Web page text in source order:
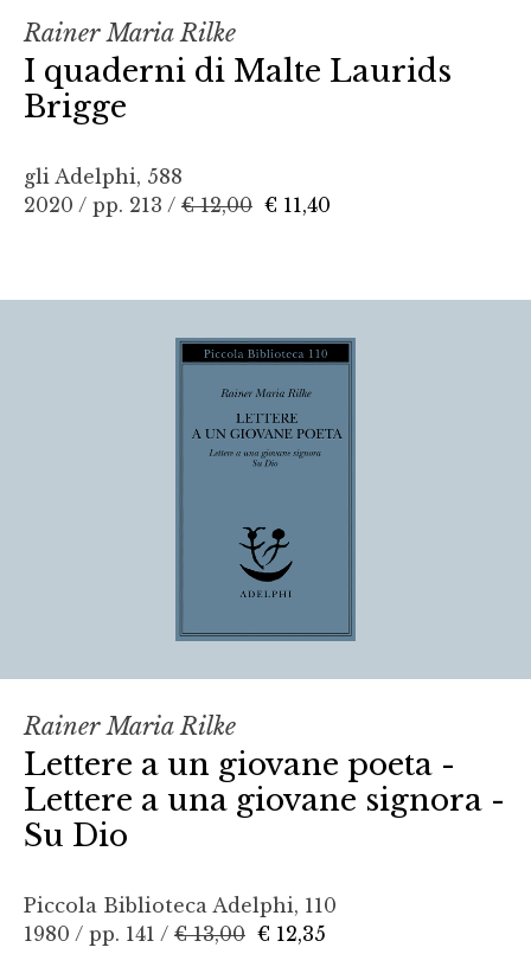
Rainer Maria Rilke
I quaderni di Malte Laurids
Brigge
gli Adelphi, 588
2020 / pp. 213 / € 12,00 € 11,40
Rainer Maria Rilke
Lettere a un giovane poeta -
Lettere a una giovane signora -
Su Dio
Piccola Biblioteca Adelphi, 110
1980 / pp. 141 / € 13,00 € 12,35